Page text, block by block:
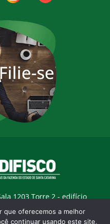
1203 Torre 2 - edifício
- Florianopólis / SC - CEP:
que oferecemos a melhor
continuar usando este site,